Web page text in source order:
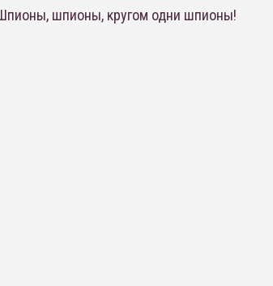
шпионы, кругом одни шпионы!